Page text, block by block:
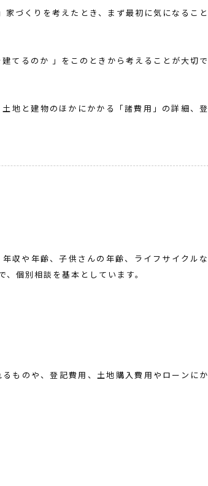
づくりを考えたとき、まず最初に気になること
てるのか 」をこのときから考えることが大切で
地と建物のほかにかかる「諸費用」の詳細、登
収や年齢、子供さんの年齢、ライフサイクルな
個別相談を基本としています。
ものや、登記費用、土地購入費用やローンにか